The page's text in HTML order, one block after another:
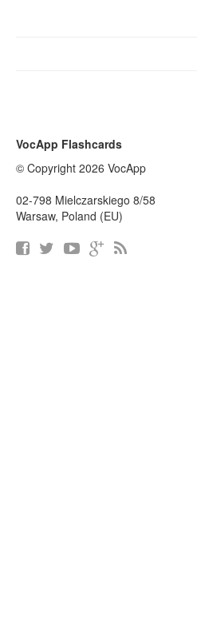
VocApp Flashcards
© Copyright 2026 VocApp
02-798 Mielczarskiego 8/58
Warsaw, Poland (EU)